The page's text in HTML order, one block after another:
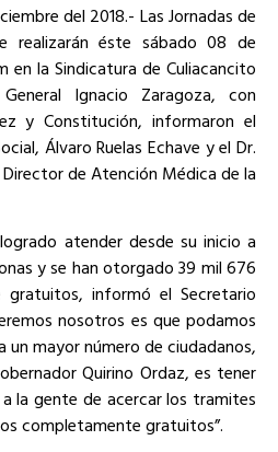
del 2018.- Las Jornadas de
realizarán éste sábado 08 de
en la Sindicatura de Culiacancito
Ignacio Zaragoza, con
y Constitución, informaron el
Álvaro Ruelas Echave y el Dr.
de Atención Médica de la
atender desde su inicio a
y se han otorgado 39 mil 676
informó el Secretario
nosotros es que podamos
un mayor número de ciudadanos,
Quirino Ordaz, es tener
la gente de acercar los tramites
completamente gratuitos”.